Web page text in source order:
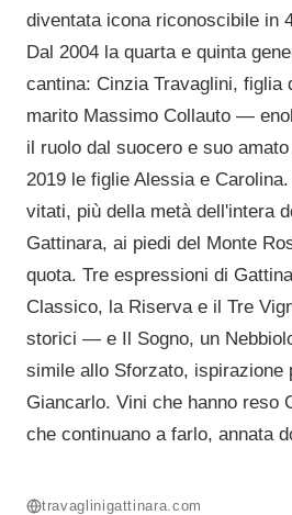
diventata icona riconoscibile in
Dal 2004 la quarta e quinta
cantina: Cinzia Travaglini, figlia
marito Massimo Collauto —
il ruolo dal suocero e suo
2019 le figlie Alessia e
vitati, più della metà dell'intera
Gattinara, ai piedi del Monte
quota. Tre espressioni di
Classico, la Riserva e il Tre
storici — e Il Sogno, un
simile allo Sforzato, ispirazione
Giancarlo. Vini che hanno reso
che continuano a farlo, annata
travaglinigattinara.com